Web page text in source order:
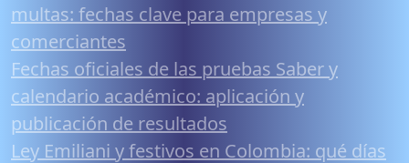
multas: fechas clave para empresas y
comerciantes
Fechas oficiales de las pruebas Saber y
calendario académico: aplicación y
publicación de resultados
Ley Emiliani y festivos en Colombia: qué días